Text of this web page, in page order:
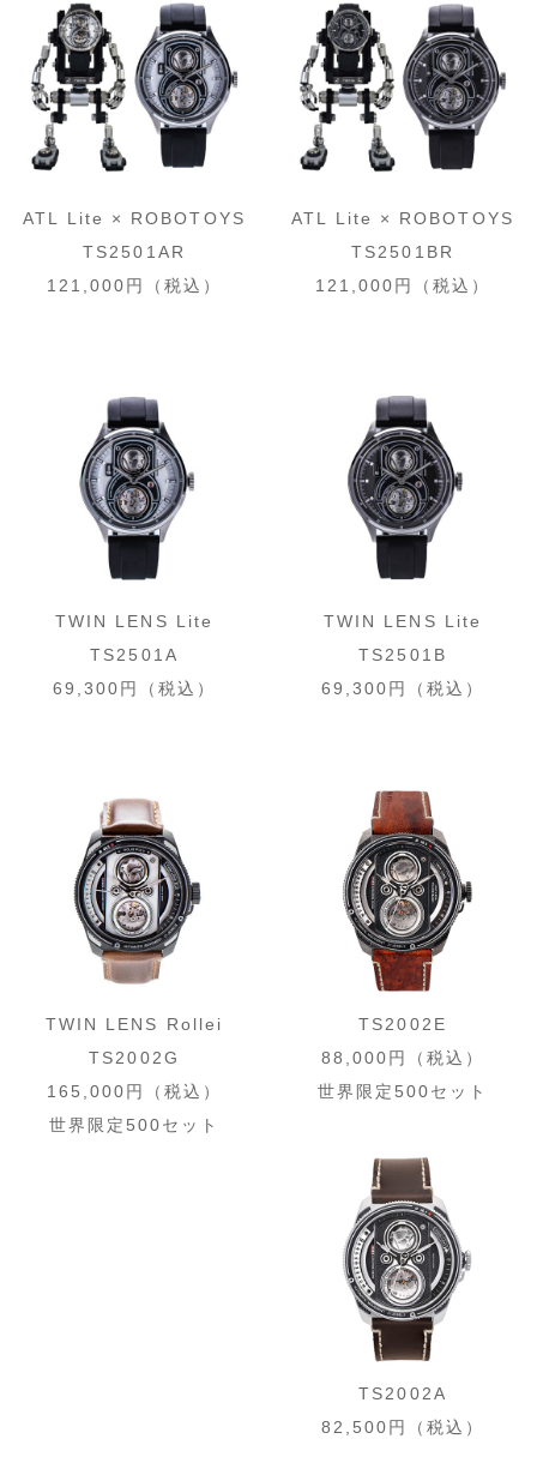
ATL Lite × ROBOTOYS
TS2501AR
121,000円（税込）
ATL Lite × ROBOTOYS
TS2501BR
121,000円（税込）
TWIN LENS Lite
TS2501A
69,300円（税込）
TWIN LENS Lite
TS2501B
69,300円（税込）
TWIN LENS Rollei
TS2002G
165,000円（税込）
世界限定500セット
TS2002E
88,000円（税込）
世界限定500セット
TS2002A
82,500円（税込）